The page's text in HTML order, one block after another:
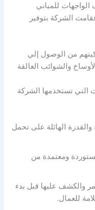
للمباني
الشركة بتوفير
من الوصول إلي
والشوائب العالقة
التي تستخدمها الشركة
والقدرة الهائلة على تحمل
ومعتمدة من
والكشف عليها قبل بدء
للعمال.